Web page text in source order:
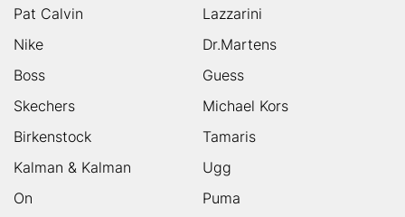
Pat Calvin
Lazzarini
Nike
Dr.Martens
Boss
Guess
Skechers
Michael Kors
Birkenstock
Tamaris
Kalman & Kalman
Ugg
On
Puma